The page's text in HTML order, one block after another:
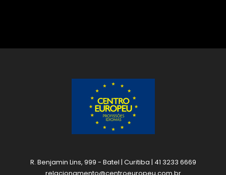
R. Benjamin Lins, 999 - Batel | Curitiba | 41 3233 6669
relacionamento@centroeuropeu.com.br